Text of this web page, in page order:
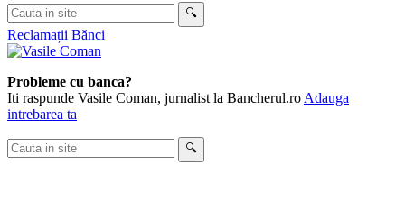
Cauta
in
site
🔍
Reclamații Bănci
Probleme cu banca?
Iti raspunde Vasile Coman, jurnalist la Bancherul.ro Adauga
intrebarea ta
Cauta
in
🔍